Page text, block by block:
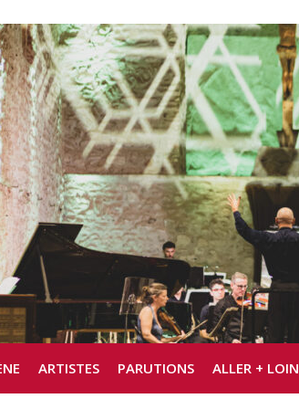
ARTISTES PARUTIONS ALLER + LOIN